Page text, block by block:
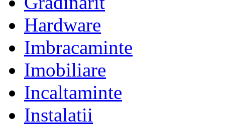
Hardware
Imbracaminte
Imobiliare
Incaltaminte
Instalatii